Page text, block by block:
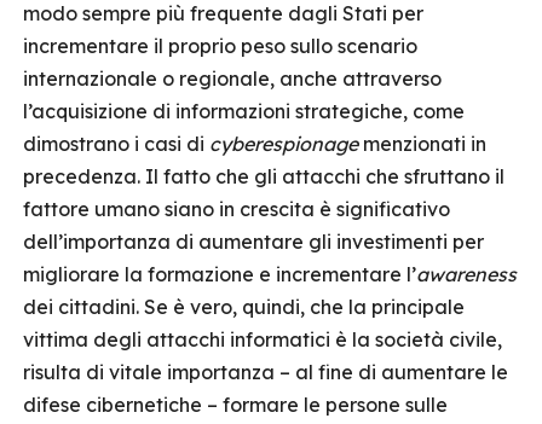
modo sempre più frequente dagli Stati per
incrementare il proprio peso sullo scenario
internazionale o regionale, anche attraverso
l’acquisizione di informazioni strategiche, come
dimostrano i casi di cyberespionagemenzionati in
precedenza. Il fatto che gli attacchi che sfruttano il
fattore umano siano in crescita è significativo
dell’importanza di aumentare gli investimenti per
migliorare la formazione e incrementare l’awareness
dei cittadini. Se è vero, quindi, che la principale
vittima degli attacchi informatici è la società civile,
risulta di vitale importanza – al fine di aumentare le
difese cibernetiche – formare le persone sulle